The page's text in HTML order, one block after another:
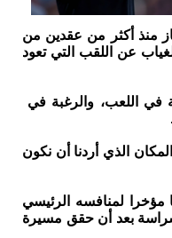
منذ أكثر من عقدين من
عن اللقب ​التي تعود
في اللعب، والرغبة في
الذي أردنا أن نكون
مؤخرا لمنافسه الرئيسي
بعد أن حقق مسيرة